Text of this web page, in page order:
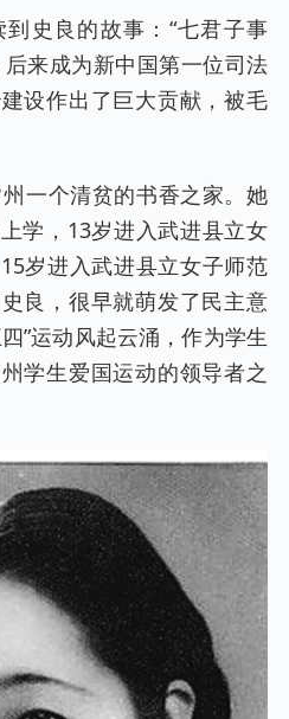
史良的故事：“七君子事
来成为新中国第一位司法
设作出了巨大贡献，被毛
一个清贫的书香之家。她
学，13岁进入武进县立女
岁进入武进县立女子师范
良，很早就萌发了民主意
”运动风起云涌，作为学生
学生爱国运动的领导者之